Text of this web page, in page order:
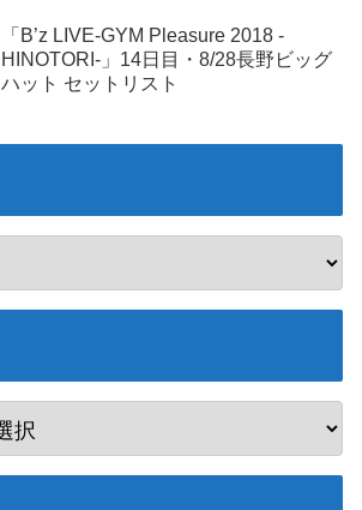
「B’z LIVE-GYM Pleasure 2018 -
HINOTORI-」14日目・8/28長野ビッグ
ハット セットリスト